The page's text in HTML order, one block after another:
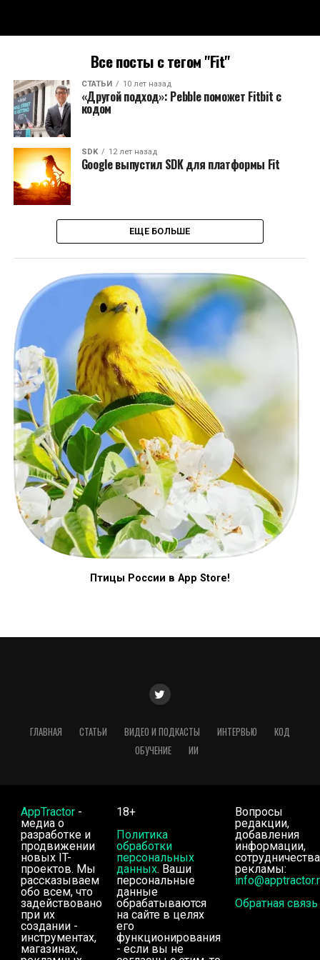
Все посты с тегом "Fit"
СТАТЬИ 10 лет назад
«Другой подход»: Pebble поможет Fitbit с
кодом
SDK 12 лет назад
Google выпустил SDK для платформы Fit
ЕЩЕ БОЛЬШЕ
Птицы России в App Store!
ГЛАВНАЯ СТАТЬИ ВИДЕО И ПОДКАСТЫ ИНТЕРВЬЮ
КОД
ОБУЧЕНИЕ
ИИ
AppTractor-
медиа о
разработке и
продвижении
новых IT-
проектов. Мы
рассказываем
обо всем, что
задействовано
при их
создании -
инструментах,
магазинах,
18+
Политика
обработки
персональных
данных. Ваши
персональные
данные
обрабатываются
на сайте в целях
его
функционирования
- если вы не
Вопросы
редакции,
добавления
информации,
рекламы:
Обратная связь